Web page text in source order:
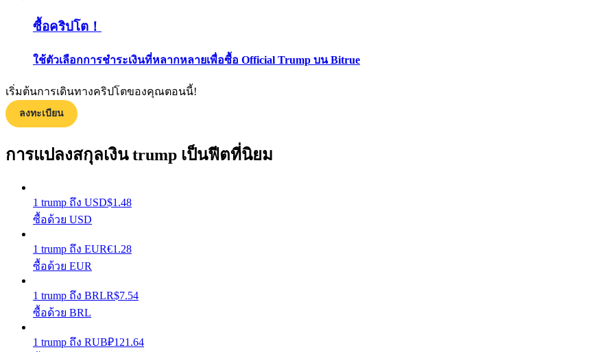
แนะนำ
คู่มือเริ่มต้นฟิวเจอร์ส
เรียนรู้วิธีการรักษาผลกำไร
ซื้อคริปโต！
ใช้ตัวเลือกการชำระเงินที่หลากหลายเพื่อซื้อ Official Trump บน Bitrue
เริ่มต้นการเดินทางคริปโตของคุณตอนนี้!
ลงทะเบียน
การแปลงสกุลเงิน trump เป็นฟีตที่นิยม
1 trump ถึง USD$1.48
ซื้อด้วย USD
1 trump ถึง EUR€1.28
ซื้อด้วย EUR
1 trump ถึง BRLR$7.54
ซื้อด้วย BRL
1 trump ถึง RUB₽121.64